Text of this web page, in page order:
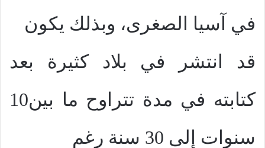
في آسيا الصغرى، وبذلك يكون
قد انتشر في بلاد كثيرة بعد
كتابته في مدة تتراوح ما بين10
سنوات إلى 30 سنة رغم